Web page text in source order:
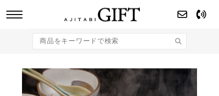
のギフト商品をご提案します。